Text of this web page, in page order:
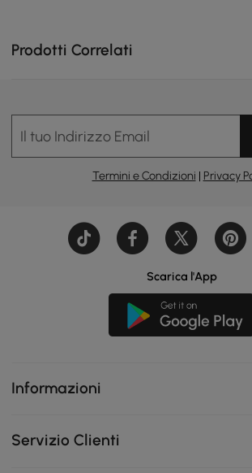
Il design estensibile si adatta facilmente
grandi celebrazioni.
Prodotti Correlati
Il tuo Indirizzo Email
Termini e Condizioni | Privacy
Scarica l'App
Informazioni
Servizio Clienti